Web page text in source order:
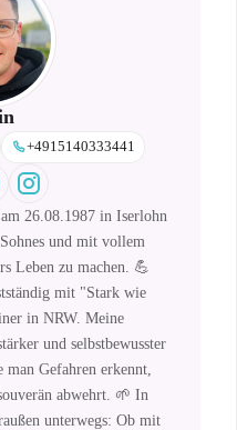
+4915140333441
26.08.1987 in Iserlohn
und mit vollem
Leben zu machen. 💪
mit "Stark wie
in NRW. Meine
und selbstbewusster
Gefahren erkennt,
abwehrt. 🌱 In
unterwegs: Ob mit